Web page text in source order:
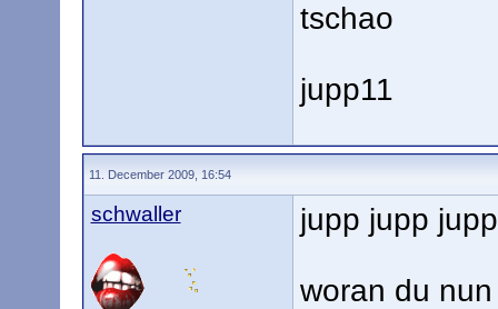
tschao
jupp11
11. December 2009, 16:54
schwaller jupp jupp jupp
woran du